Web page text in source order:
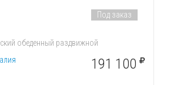
обеденный раздвижной
Под заказ
191 100